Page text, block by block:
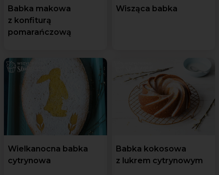
Babka makowa
z konfiturą
pomarańczową
Wisząca babka
Wielkanocna babka
cytrynowa
Babka kokosowa
z lukrem cytrynowym